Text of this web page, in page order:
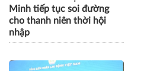
Minh tiếp tục soi đường
cho thanh niên thời hội
nhập